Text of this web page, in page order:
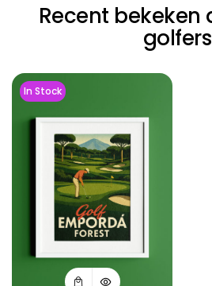
Recent bekeken
golfers
In Stock